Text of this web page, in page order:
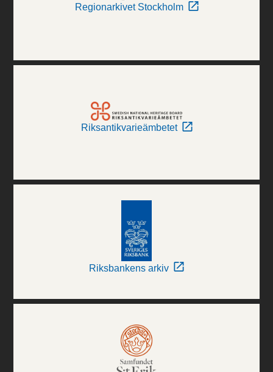
Regionarkivet Stockholm
Riksantikvarieämbetet
Riksbankens arkiv